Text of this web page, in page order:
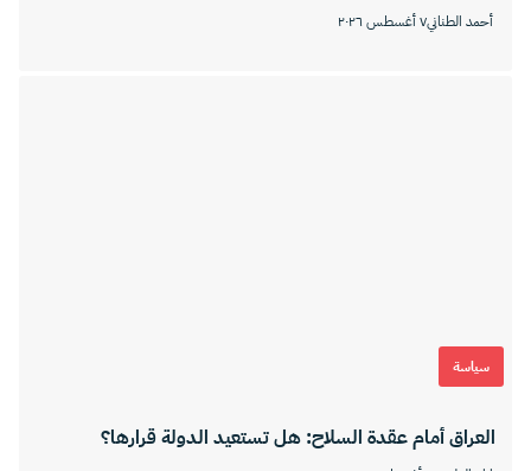
أحمد الطناني٧ أغسطس ٢٠٢٦
سياسة
العراق أمام عقدة السلاح: هل تستعيد الدولة قرارها؟